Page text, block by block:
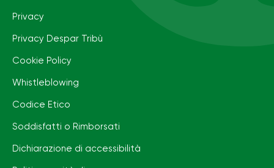
Privacy
Privacy Despar Tribù
Cookie Policy
Whistleblowing
Codice Etico
Soddisfatti o Rimborsati
Dichiarazione di accessibilità